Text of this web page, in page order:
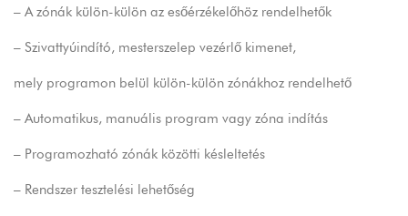
– A zónák külön-külön az esőérzékelőhöz rendelhetők
– Szivattyúindító, mesterszelep vezérlő kimenet,
mely programon belül külön-külön zónákhoz rendelhető
– Automatikus, manuális program vagy zóna indítás
– Programozható zónák közötti késleltetés
– Rendszer tesztelési lehetőség